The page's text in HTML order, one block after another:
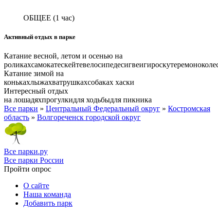
ОБЩЕЕ (1 час)
Активный отдых в парке
Катание весной, летом и осенью на
роликахсамокатескейтевелосипедесигвеигироскутере
Катание зимой на
конькахлыжахватрушкахсобаках хаски
Интересный отдых
на лошадяхпрогулкидля ходьбыдля пикника
Все парки » Центральный Федеральный округ » Костромская
область » Волгореченск городской округ
Все парки.ру
Все парки России
Пройти опрос
О сайте
Наша команда
Добавить парк